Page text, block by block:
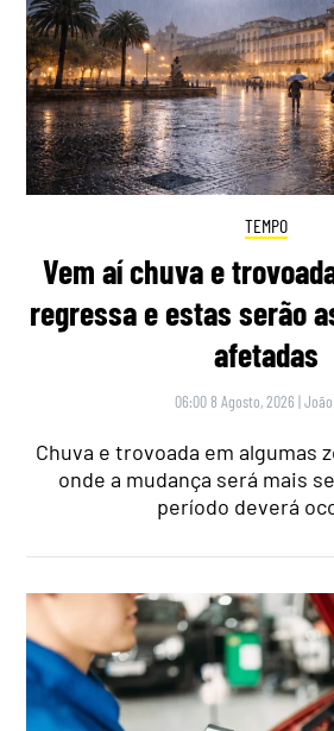
TEMPO
Vem aí chuva e
regressa e estas serão
afetadas
06:00 8 Agosto, 2026 |
Chuva e trovoada em algumas
onde a mudança será mais
período deverá